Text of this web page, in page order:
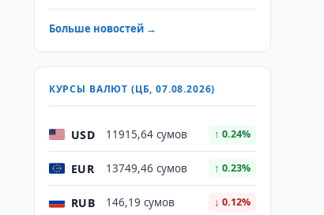
Больше новостей →
КУРСЫ ВАЛЮТ (ЦБ, 07.08.2026)
USD 11915,64 сумов ↑ 0.24%
EUR 13749,46 сумов ↑ 0.23%
RUB 146,19 сумов ↓ 0.12%